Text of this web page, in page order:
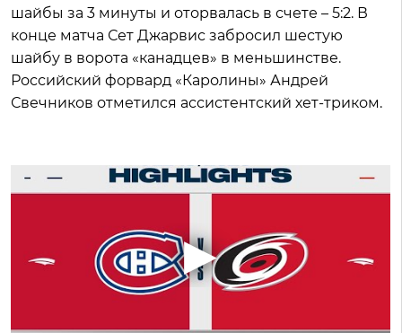
шайбы за 3 минуты и оторвалась в счете – 5:2. В
конце матча Сет Джарвис забросил шестую
шайбу в ворота «канадцев» в меньшинстве.
Российский форвард «Каролины» Андрей
Свечников отметился ассистентский хет-триком.